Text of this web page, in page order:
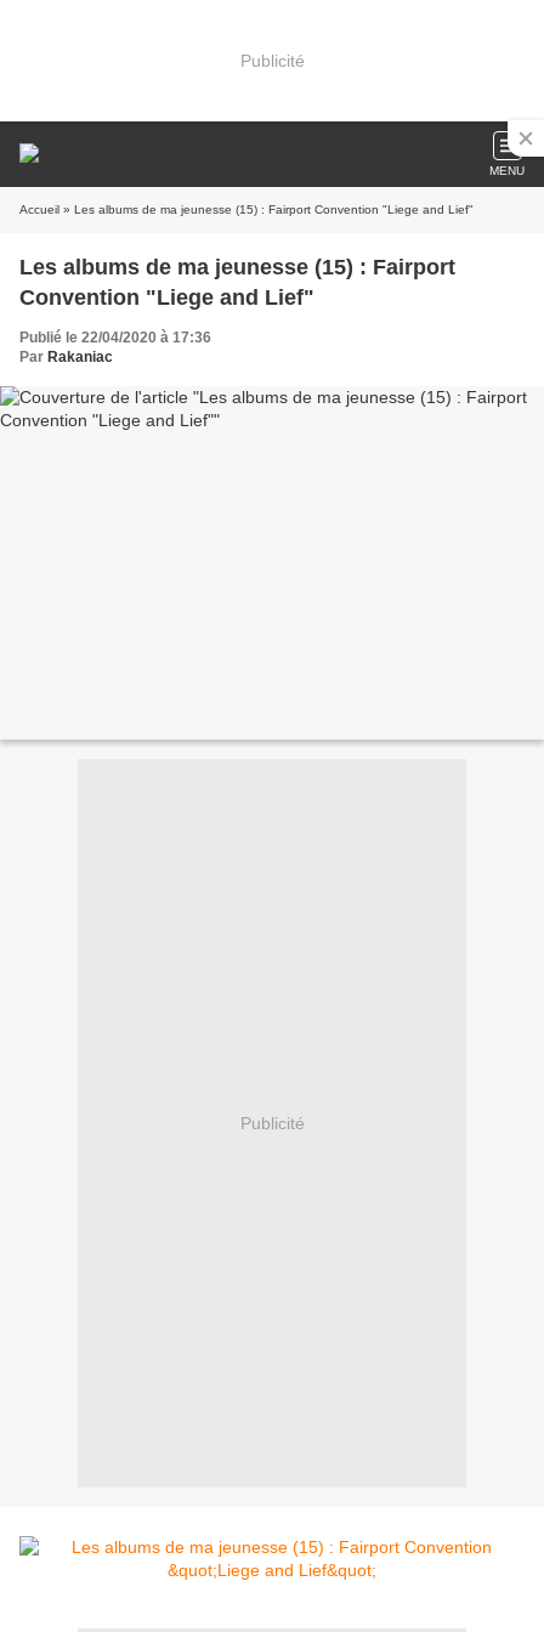
Publicité
MENU
Accueil » Les albums de ma jeunesse (15) : Fairport Convention "Liege and Lief"
Les albums de ma jeunesse (15) : Fairport
Convention "Liege and Lief"
Publié le 22/04/2020 à 17:36
Par Rakaniac
Publicité